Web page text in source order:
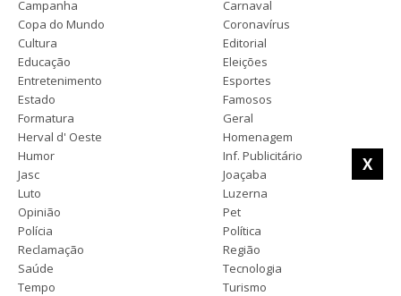
X
Campanha
Carnaval
Copa do Mundo
Coronavírus
Cultura
Editorial
Educação
Eleições
Entretenimento
Esportes
Estado
Famosos
Formatura
Geral
Herval d' Oeste
Homenagem
Humor
Inf. Publicitário
Jasc
Joaçaba
Luto
Luzerna
Opinião
Pet
Polícia
Política
Reclamação
Região
Saúde
Tecnologia
Tempo
Turismo